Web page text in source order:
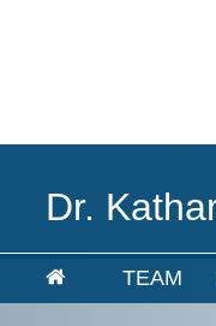
Dr.
TEAM